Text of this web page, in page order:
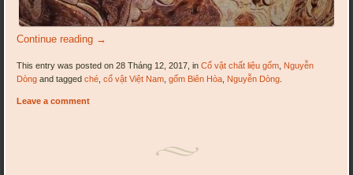
Continue reading →
This entry was posted on 28 Tháng 12, 2017, inCổ vật chất liệu gốm Nguyễn
Dòng and taggedché ,cổ vật Việt Nam ,gốm Biên Hòa Nguyễn Dòng
Leave a comment